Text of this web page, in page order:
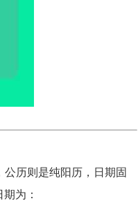
历则是纯阳历，日期固
为：